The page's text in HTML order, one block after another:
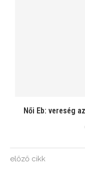
Női Eb: vereség
előző cikk